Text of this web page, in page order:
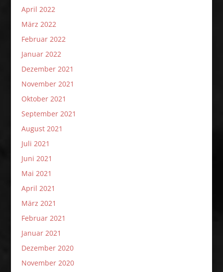
April 2022
März 2022
Februar 2022
Januar 2022
Dezember 2021
November 2021
Oktober 2021
September 2021
August 2021
Juli 2021
Juni 2021
Mai 2021
April 2021
März 2021
Februar 2021
Januar 2021
Dezember 2020
November 2020